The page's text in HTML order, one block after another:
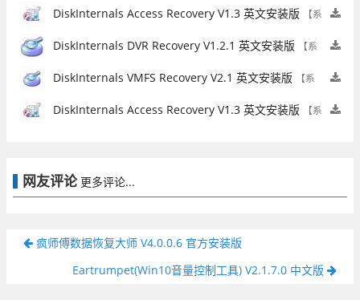
统工具】
DiskInternals Access Recovery V1.3 英文安装版
【系
统工具】
DiskInternals DVR Recovery V1.2.1 英文安装版
【系
统工具】
DiskInternals VMFS Recovery V2.1 英文安装版
【系
统工具】
DiskInternals Access Recovery V1.3 英文安装版
【系
网友评论 更多评论...
疯师傅数据恢复大师 V4.0.0.6 官方安装版
Eartrumpet(Win10音量控制工具) V2.1.7.0 中文版